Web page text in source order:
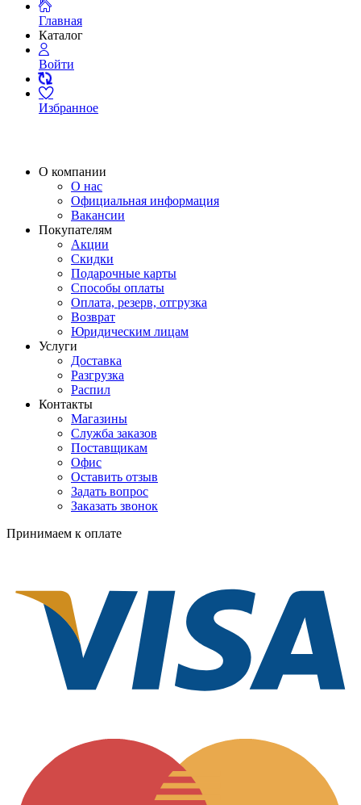
Главная
Каталог
Войти
Избранное
О компании
О нас
Официальная информация
Вакансии
Покупателям
Акции
Скидки
Подарочные карты
Способы оплаты
Оплата, резерв, отгрузка
Возврат
Юридическим лицам
Услуги
Доставка
Разгрузка
Распил
Контакты
Магазины
Служба заказов
Поставщикам
Офис
Оставить отзыв
Задать вопрос
Заказать звонок
Принимаем к оплате